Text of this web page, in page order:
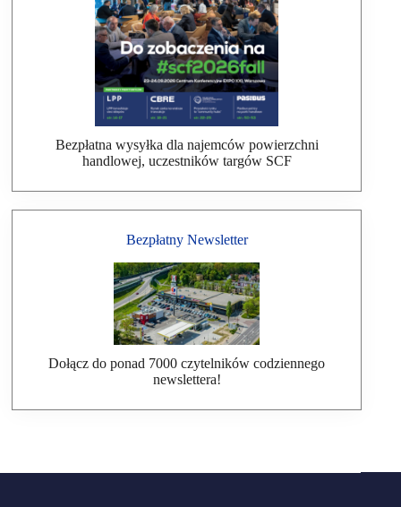
Bezpłatna wysyłka dla najemców powierzchni
handlowej, uczestników targów SCF
Bezpłatny Newsletter
Dołącz do ponad 7000 czytelników codziennego
newslettera!